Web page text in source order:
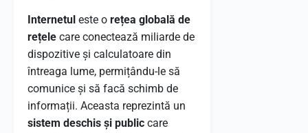
Internetul este o rețea globală de
rețele care conectează miliarde de
dispozitive și calculatoare din
întreaga lume, permițându-le să
comunice și să facă schimb de
informații. Aceasta reprezintă un
sistem deschis și public care